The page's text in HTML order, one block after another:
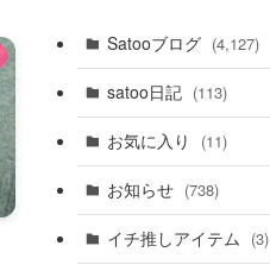
Satooブログ (4,127)
satoo日記 (113)
お気に入り (11)
お知らせ (738)
イチ推しアイテム (3)